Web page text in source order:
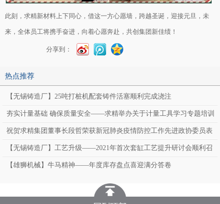
此刻，求精新材料上下同心，借这一方心愿墙，跨越圣诞，迎接元旦，未
来，全体员工将携手奋进，向着心愿奔赴，共创集团新佳绩！
分享到：
热点推荐
【无锡铸造厂】25吨打桩机配套铸件活塞顺利完成浇注
夯实计量基础 确保质量安全——求精举办关于计量工具学习专题培训
祝贺求精集团董事长段哲荣获新冠肺炎疫情防控工作先进政协委员表
彰
【无锡铸造厂】工艺升级——2021年首次套缸工艺提升研讨会顺利召
开
【雄狮机械】牛马精神——年度库存盘点喜迎满分答卷